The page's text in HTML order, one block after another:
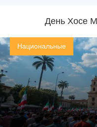
День Хосе
Национальные